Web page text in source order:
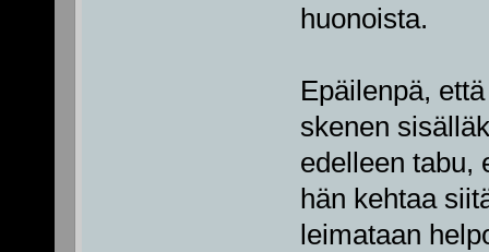
huonoista.
Epäilenpä,
skenen
edelleen tabu,
hän kehtaa
leimataan